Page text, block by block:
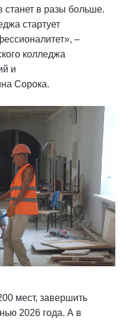
станет в разы больше.
стартует
–
колледжа
и
Сорока.
мест, завершить
2026 года. А в